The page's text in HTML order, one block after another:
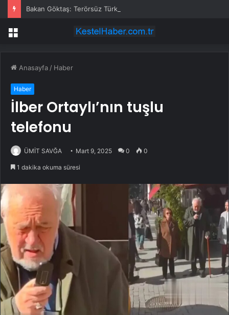
Bakan Göktaş: Terörsüz Türkiye tarihi bir adımdır
Menü
Anasayfa / Haber
Haber
İlber Ortaylı’nın tuşlu
telefonu
ÜMİT SAVĞA Mart 9, 2025 0 0
1 dakika okuma süresi